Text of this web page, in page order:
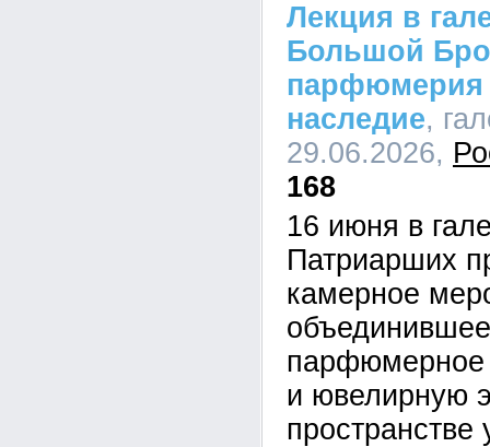
Лекция в
Большой
парфюмерия
наследие,
29.06.2026,
168
16 июня в
Патриарших
камерное
парфюмерное
и ювелирную